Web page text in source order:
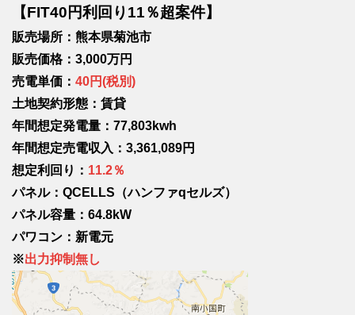
【FIT40円利回り11％超案件】
販売場所：熊本県菊池市
販売価格：3,000万円
売電単価： 40円(税別)
土地契約形態：賃貸
年間想定発電量：77,803kwh
年間想定売電収入：3,361,089円
想定利回り： 11.2％
パネル：QCELLS（ハンファqセルズ）
パネル容量：64.8kW
パワコン：新電元
※出力抑制無し